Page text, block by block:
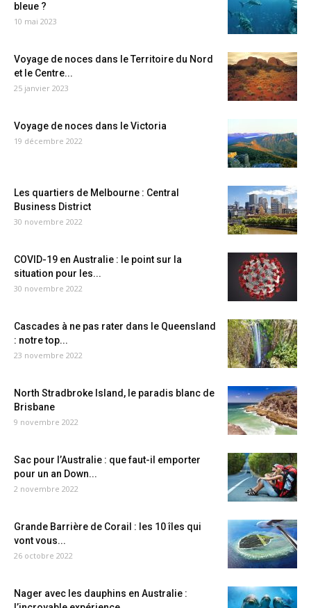
bleue ?
10 mai 2023
Voyage de noces dans le Territoire du Nord
et le Centre...
25 janvier 2023
Voyage de noces dans le Victoria
19 décembre 2022
Les quartiers de Melbourne : Central
Business District
30 novembre 2022
COVID-19 en Australie : le point sur la
situation pour les...
30 novembre 2022
Cascades à ne pas rater dans le Queensland
: notre top...
23 novembre 2022
North Stradbroke Island, le paradis blanc de
Brisbane
9 novembre 2022
Sac pour l’Australie : que faut-il emporter
pour un an Down...
2 novembre 2022
Grande Barrière de Corail : les 10 îles qui
vont vous...
26 octobre 2022
Nager avec les dauphins en Australie :